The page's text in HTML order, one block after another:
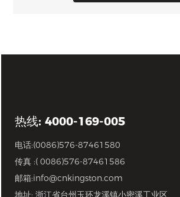
热线: 4000-169-005
电话:(0086)576-87461580
传真 :( 0086)576-87461586
邮箱:info@cnkingston.com
地址: 浙江省台州玉环龙溪镇小密溪工业区